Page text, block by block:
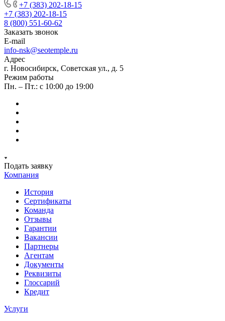
+7 (383) 202-18-15
+7 (383) 202-18-15
8 (800) 551-60-62
Заказать звонок
E-mail
info-nsk@seotemple.ru
Адрес
г. Новосибирск, Советская ул., д. 5
Режим работы
Пн. – Пт.: с 10:00 до 19:00
Подать заявку
Компания
История
Сертификаты
Команда
Отзывы
Гарантии
Вакансии
Партнеры
Агентам
Документы
Реквизиты
Глоссарий
Кредит
Услуги